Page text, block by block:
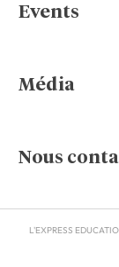
Events
Média
Nous
L'EXPRESS